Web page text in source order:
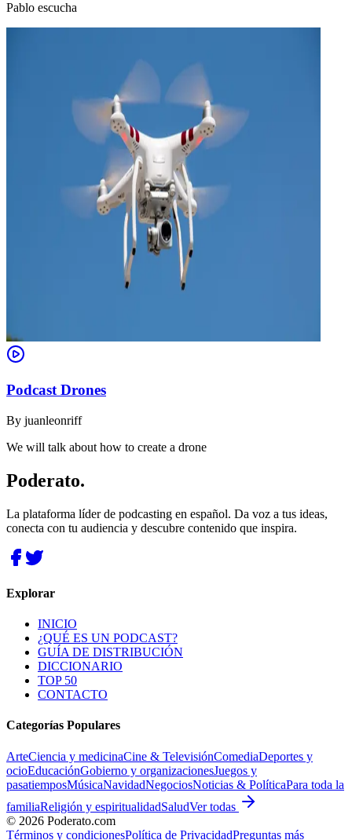
Pablo escucha
Podcast Drones
By juanleonriff
We will talk about how to create a drone
Poderato.
La plataforma líder de podcasting en español. Da voz a tus ideas,
conecta con tu audiencia y descubre contenido que inspira.
Explorar
INICIO
¿QUÉ ES UN PODCAST?
GUÍA DE DISTRIBUCIÓN
DICCIONARIO
TOP 50
CONTACTO
Categorías Populares
ArteCiencia y medicinaCine & TelevisiónComediaDeportes y
ocioEducaciónGobierno y organizacionesJuegos y
pasatiemposMúsicaNavidadNegociosNoticias & PolíticaPara toda la
familiaReligión y espiritualidadSaludVer todas
© 2026 Poderato.com
Términos y condicionesPolítica de PrivacidadPreguntas más